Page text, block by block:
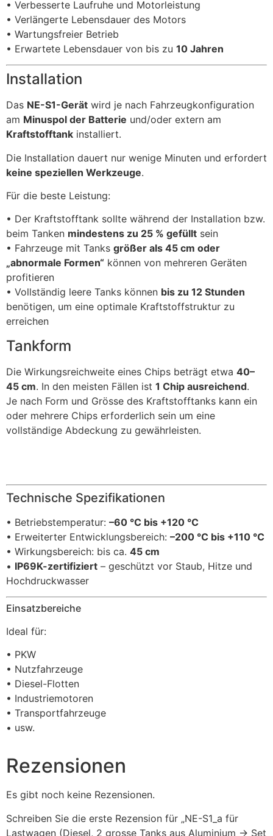
• Verbesserte Laufruhe und Motorleistung
• Verlängerte Lebensdauer des Motors
• Wartungsfreier Betrieb
• Erwartete Lebensdauer von bis zu 10 Jahren
Installation
Das NE-S1-Gerät wird je nach Fahrzeugkonfiguration
am Minuspol der Batterie und/oder extern am
Kraftstofftank installiert.
Die Installation dauert nur wenige Minuten und erfordert
keine speziellen Werkzeuge.
Für die beste Leistung:
• Der Kraftstofftank sollte während der Installation bzw.
beim Tanken mindestens zu 25 % gefüllt sein
• Fahrzeuge mit Tanks größer als 45 cm oder
„abnormale Formen“ können von mehreren Geräten
profitieren
• Vollständig leere Tanks können bis zu 12 Stunden
benötigen, um eine optimale Kraftstoffstruktur zu
erreichen
Tankform
Die Wirkungsreichweite eines Chips beträgt etwa 40–
45 cm. In den meisten Fällen ist 1 Chip ausreichend.
Je nach Form und Grösse des Kraftstofftanks kann ein
oder mehrere Chips erforderlich sein um eine
vollständige Abdeckung zu gewährleisten.
Technische Spezifikationen
• Betriebstemperatur: –60 °C bis +120 °C
• Erweiterter Entwicklungsbereich: –200 °C bis +110 °C
• Wirkungsbereich: bis ca. 45 cm
• IP69K-zertifiziert – geschützt vor Staub, Hitze und
Hochdruckwasser
Einsatzbereiche
Ideal für:
• PKW
• Nutzfahrzeuge
• Diesel-Flotten
• Industriemotoren
• Transportfahrzeuge
• usw.
Rezensionen
Es gibt noch keine Rezensionen.
Schreiben Sie die erste Rezension für „NE-S1_a für
Lastwagen (Diesel, 2 grosse Tanks aus Aluminium -> Set